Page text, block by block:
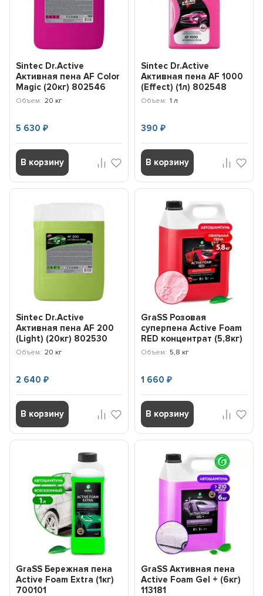
Sintec Dr.Active
Активная пена AF Color
Magic (20кг) 802546
Объем: 20 кг
5 630₽
В корзину
Sintec Dr.Active
Активная пена AF 1000
(Effect) (1л) 802548
Объем: 1 л
390 ₽
В корзину
Sintec Dr.Active
Активная пена AF 200
(Light) (20кг) 802530
Объем: 20 кг
2 640₽
В корзину
GraSS Розовая
суперпена Active Foam
RED концентрат (5,8кг)
800002
Объем: 5,8 кг
1 660 ₽
В корзину
GraSS Бережная пена
Active Foam Extra (1кг)
700101
GraSS Активная пена
Active Foam Gel + (6кг)
113181